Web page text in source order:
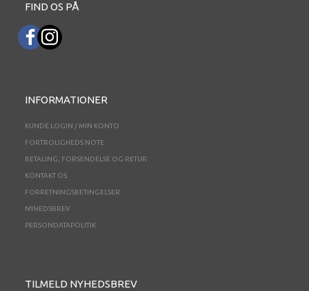
FIND OS PÅ
INFORMATIONER
KUNDE LOGIN / MIN KONTO
FORTROLIGHEDS NOTE
BETALING, FORSENDELSE OG RETUR
KONTAKT OS
FORRETNINGSBETINGELSER
NYHEDSBREV
PERSONDATAPOLITIK
TILMELD NYHEDSBREV